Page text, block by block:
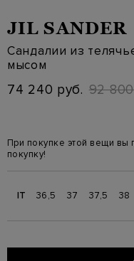
JIL SANDER
Сандалии из
мысом
74 240 руб. 92
При покупке этой вещи вы
покупку!
IT 36,5 37 37,5 38